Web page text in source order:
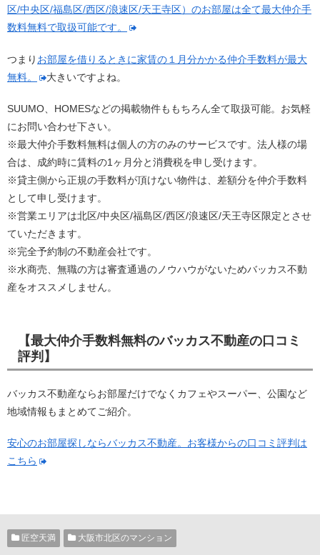
区/中央区/福島区/西区/浪速区/天王寺区）のお部屋は全て最大仲介手
数料無料で取扱可能です。
つまり お部屋を借りるときに家賃の１月分かかる仲介手数料が最大
無料。
大きいですよね。
SUUMO、HOMESなどの掲載物件ももちろん全て取扱可能。お気軽
にお問い合わせ下さい。
※最大仲介手数料無料は個人の方のみのサービスです。法人様の場
合は、成約時に賃料の1ヶ月分と消費税を申し受けます。
※貸主側から正規の手数料が頂けない物件は、差額分を仲介手数料
として申し受けます。
※営業エリアは北区/中央区/福島区/西区/浪速区/天王寺区限定とさせ
ていただきます。
※完全予約制の不動産会社です。
※水商売、無職の方は審査通過のノウハウがないためバッカス不動
産をオススメしません。
【最大仲介手数料無料のバッカス不動産の口コミ
評判】
バッカス不動産ならお部屋だけでなくカフェやスーパー、公園など
地域情報もまとめてご紹介。
安心のお部屋探しならバッカス不動産。お客様からの口コミ評判は
こちら
匠空天満 大阪市北区のマンション